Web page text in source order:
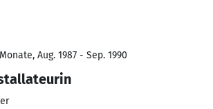
Aug. 1987 - Sep. 1990